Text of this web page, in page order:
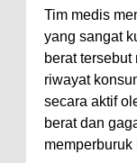
Tim medis
yang sangat
berat
riwayat
secara aktif
berat dan